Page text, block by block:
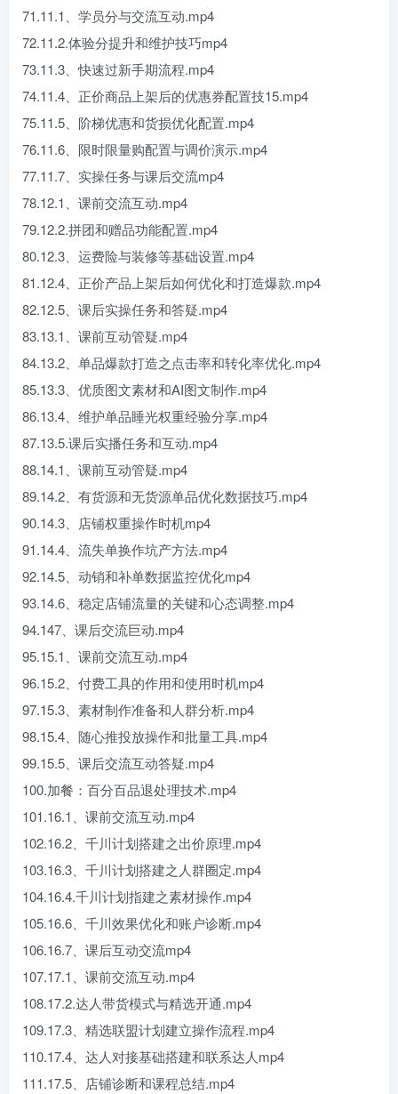
71.11.1、学员分与交流互动.mp4
72.11.2.体验分提升和维护技巧mp4
73.11.3、快速过新手期流程.mp4
74.11.4、正价商品上架后的优惠券配置技15.mp4
75.11.5、阶梯优惠和货损优化配置.mp4
76.11.6、限时限量购配置与调价演示.mp4
77.11.7、实操任务与课后交流mp4
78.12.1、课前交流互动.mp4
79.12.2.拼团和赠品功能配置.mp4
80.12.3、运费险与装修等基础设置.mp4
81.12.4、正价产品上架后如何优化和打造爆款.mp4
82.12.5、课后实操任务和答疑.mp4
83.13.1、课前互动管疑.mp4
84.13.2、单品爆款打造之点击率和转化率优化.mp4
85.13.3、优质图文素材和AI图文制作.mp4
86.13.4、维护单品睡光权重经验分享.mp4
87.13.5.课后实播任务和互动.mp4
88.14.1、课前互动管疑.mp4
89.14.2、有货源和无货源单品优化数据技巧.mp4
90.14.3、店铺权重操作时机mp4
91.14.4、流失单换作坑产方法.mp4
92.14.5、动销和补单数据监控优化mp4
93.14.6、稳定店铺流量的关键和心态调整.mp4
94.147、课后交流巨动.mp4
95.15.1、课前交流互动.mp4
96.15.2、付费工具的作用和使用时机mp4
97.15.3、素材制作准备和人群分析.mp4
98.15.4、随心推投放操作和批量工具.mp4
99.15.5、课后交流互动答疑.mp4
100.加餐：百分百品退处理技术.mp4
101.16.1、课前交流互动.mp4
102.16.2、千川计划搭建之出价原理.mp4
103.16.3、千川计划搭建之人群圈定.mp4
104.16.4.千川计划指建之素材操作.mp4
105.16.6、千川效果优化和账户诊断.mp4
106.16.7、课后互动交流mp4
107.17.1、课前交流互动.mp4
108.17.2.达人带货模式与精选开通.mp4
109.17.3、精选联盟计划建立操作流程.mp4
110.17.4、达人对接基础搭建和联系达人mp4
111.17.5、店铺诊断和课程总结.mp4